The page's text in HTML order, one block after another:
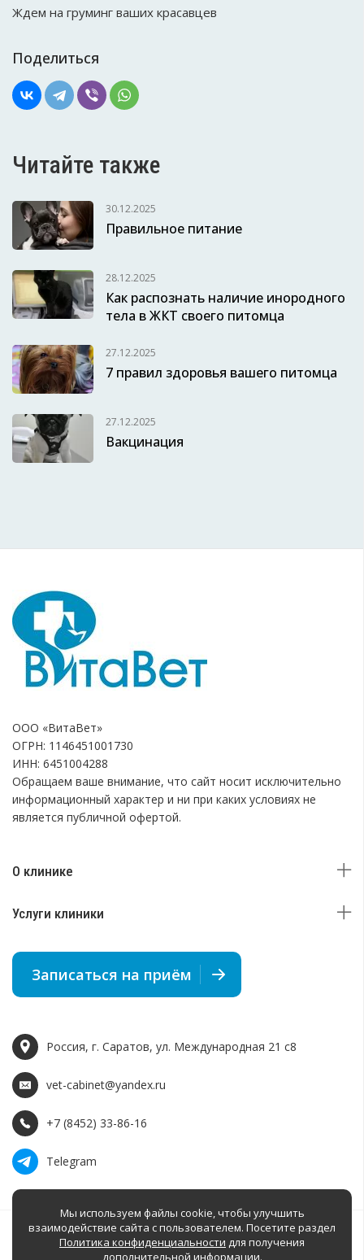
Ждем на груминг ваших красавцев
Поделиться
Читайте также
30.12.2025
Правильное питание
28.12.2025
Как распознать наличие инородного
тела в ЖКТ своего питомца
27.12.2025
7 правил здоровья вашего питомца
27.12.2025
Вакцинация
ООО «ВитаВет»
ОГРН: 1146451001730
ИНН: 6451004288
Обращаем ваше внимание, что сайт носит исключительно
информационный характер и ни при каких условиях не
является публичной офертой.
О клинике
Услуги клиники
Записаться на приём
Россия, г. Саратов, ул. Международная 21 c8
vet-cabinet@yandex.ru
+7 (8452) 33-86-16
Telegram
Мы используем файлы cookie, чтобы улучшить
взаимодействие сайта с пользователем. Посетите раздел
Политика конфиденциальности для получения
дополнительной информации.